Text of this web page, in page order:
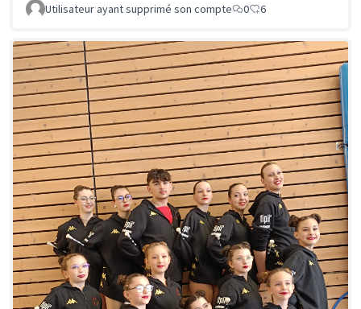
Utilisateur ayant supprimé son compte
0 6